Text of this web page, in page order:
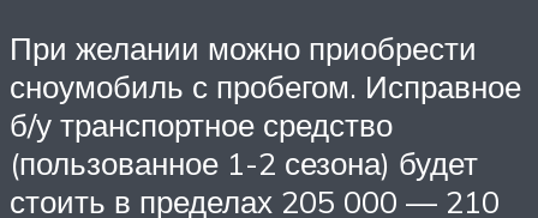
При желании можно приобрести
сноумобиль с пробегом. Исправное
б/у транспортное средство
(пользованное 1-2 сезона) будет
стоить в пределах 205 000 — 210